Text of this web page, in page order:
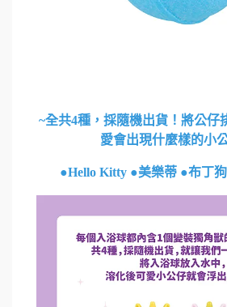
~全共4種，採隨機出貨！將公仔
愛會出現什麼樣的小
●Hello Kitty ●美樂蒂 ●布丁